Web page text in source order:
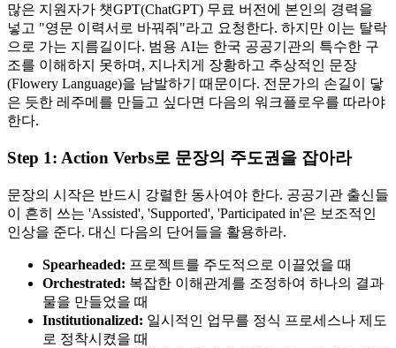
많은 지원자가 챗GPT(ChatGPT) 무료 버전에 본인의 경력을
넣고 "영문 이력서로 바꿔줘"라고 요청한다. 하지만 이는 탈락
으로 가는 지름길이다. 범용 AI는 한국 공공기관의 특수한 구
조를 이해하지 못하며, 지나치게 장황하고 추상적인 문장
(Flowery Language)을 남발하기 때문이다. 전문가의 손길이 닿
은 듯한 레주메를 만들고 싶다면 다음의 워크플로우를 따라야
한다.
Step 1: Action Verbs로 문장의 주도권을 잡아라
문장의 시작은 반드시 강렬한 동사여야 한다. 공공기관 출신들
이 흔히 쓰는 'Assisted', 'Supported', 'Participated in'은 보조적인
인상을 준다. 대신 다음의 단어들을 활용하라.
Spearheaded: 프로젝트를 주도적으로 이끌었을 때
Orchestrated: 복잡한 이해관계를 조정하여 하나의 결과
물을 만들었을 때
Institutionalized: 일시적인 업무를 정식 프로세스나 제도
로 정착시켰을 때